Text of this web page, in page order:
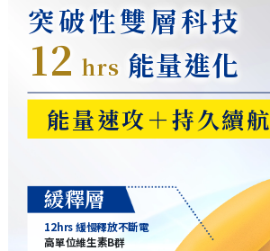
突破性雙層科技
12 hrs 能量進化
能量速攻＋持久續航
緩釋層
12hrs 緩慢釋放不斷電
高單位維生素B群